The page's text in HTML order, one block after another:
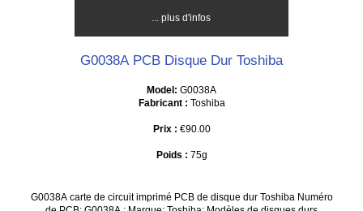
... plus d'infos
G0038A PCB Disque Dur Toshiba
Model: G0038A
Fabricant : Toshiba
Prix : €90.00
Poids : 75g
G0038A carte de circuit imprimé PCB de disque dur Toshiba Numéro